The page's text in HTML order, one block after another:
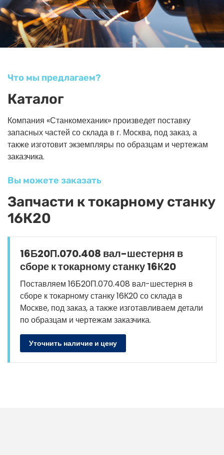
Что мы предлагаем?
Каталог
Компания «Станкомеханик» произведет поставку
запасных частей со склада в г. Москва, под заказ, а
также изготовит экземпляры по образцам и чертежам
заказчика.
Вы можете заказать
Запчасти к токарному станку
16К20
16Б20П.070.408 вал-шестерня в
сборе к токарному станку 16К20
Поставляем 16Б20П.070.408 вал-шестерня в
сборе к токарному станку 16К20 со склада в
Москве, под заказ, а также изготавливаем детали
по образцам и чертежам заказчика.
Уточнить наличие и цену